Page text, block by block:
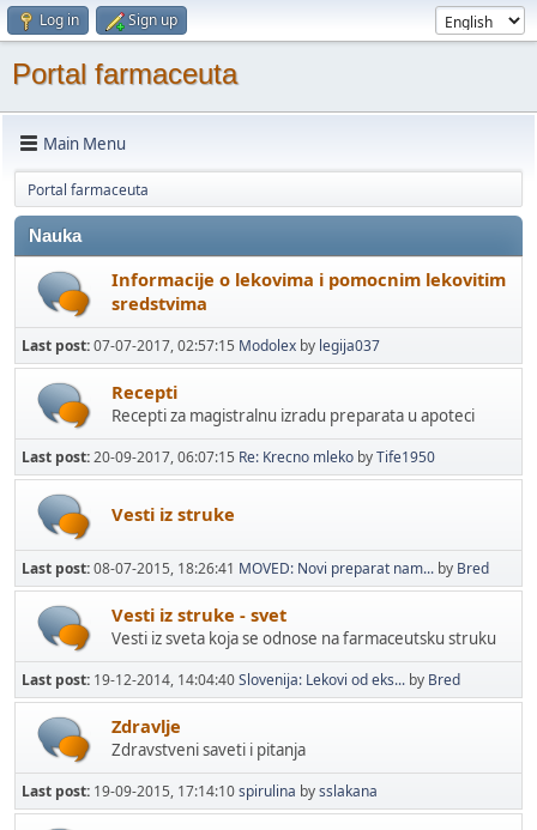
Log in Sign up
Portal farmaceuta
Main Menu
Portal farmaceuta
Nauka
Informacije o lekovima i pomocnim lekovitim
sredstvima
Last post:07-07-2017, 02:57:15 Modolex by legija037
Recepti
Recepti za magistralnu izradu preparata u apoteci
Last post:20-09-2017, 06:07:15 Re: Krecno mleko byTife1950
Vesti iz struke
Last post:08-07-2015, 18:26:41 MOVED: Novi preparat nam... by Bred
Vesti iz struke - svet
Vesti iz sveta koja se odnose na farmaceutsku struku
Last post: 19-12-2014, 14:04:40Slovenija: Lekovi od eks... by Bred
Zdravlje
Zdravstveni saveti i pitanja
Last post: 19-09-2015, 17:14:10spirulina bysslakana